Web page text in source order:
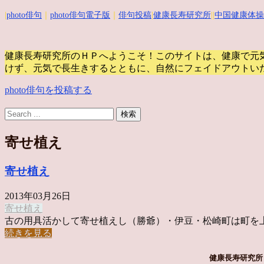
photo俳句 photo俳句電子版 俳句投稿 健康長寿研究所 中国健康体操
健康長寿研究所のＨＰへようこそ！このサイトは、健康で
けず、元気で長生きするとともに、自然にフェイドアウトい
photo俳句を投稿する
寄せ植え
寄せ植え
2013年03月26日
寄せ植え
古の用具活かして寄せ植えし（勝爺）・伊豆・松崎町は町を
続きを見る
健康長寿研究